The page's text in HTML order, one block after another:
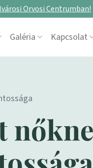
Orvosi Centrumban!
Galéria Kapcsolat